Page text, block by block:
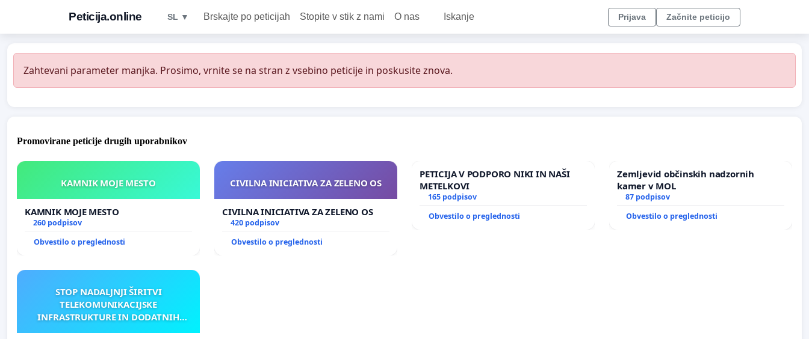
Peticija.online SL ▼ Brskajte po peticijah Stopite v stik z nami O nas Iskanje Prijava Začnite peticijo
Zahtevani parameter manjka. Prosimo, vrnite se na stran z vsebino peticije in poskusite znova.
Promovirane peticije drugih uporabnikov
KAMNIK MOJE MESTO
KAMNIK MOJE MESTO
260 podpisov
Obvestilo o preglednosti
CIVILNA INICIATIVA ZA ZELENO OS
CIVILNA INICIATIVA ZA ZELENO OS
420 podpisov
Obvestilo o preglednosti
PETICIJA V PODPORO NIKI IN NAŠI
METELKOVI
165 podpisov
Obvestilo o preglednosti
Zemljevid občinskih nadzornih
kamer v MOL
87 podpisov
Obvestilo o preglednosti
STOP NADALJNJI ŠIRITVI
TELEKOMUNIKACIJSKE
INFRASTRUKTURE IN DODATNIH